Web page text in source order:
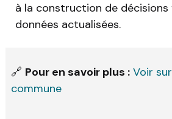
à la construction de décisions
données actualisées.
🔗 Pour en savoir plus : Voir
commune